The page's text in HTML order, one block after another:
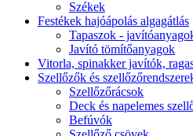
Székek
Festékek hajóápolás algagátlás
Tapaszok -
Javító tömítőanyagok
Vitorla, spinakker javítók,
Szellőzők és
Szellőzőrácsok
Deck és napelemes
Befúvók